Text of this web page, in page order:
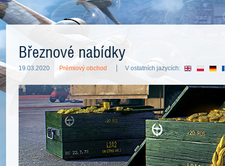
Březnové nabídky
19.03.2020 Prémiový obchod V ostatních jazycích: